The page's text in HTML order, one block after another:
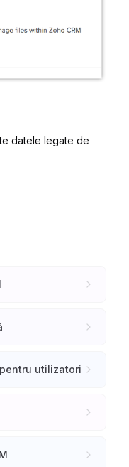
datele legate de
utilizatori